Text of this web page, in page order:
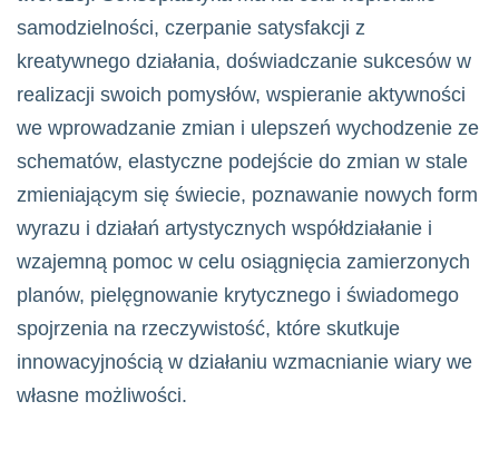
samodzielności, czerpanie satysfakcji z
kreatywnego działania, doświadczanie sukcesów w
realizacji swoich pomysłów, wspieranie aktywności
we wprowadzanie zmian i ulepszeń wychodzenie ze
schematów, elastyczne podejście do zmian w stale
zmieniającym się świecie, poznawanie nowych form
wyrazu i działań artystycznych współdziałanie i
wzajemną pomoc w celu osiągnięcia zamierzonych
planów, pielęgnowanie krytycznego i świadomego
spojrzenia na rzeczywistość, które skutkuje
innowacyjnością w działaniu wzmacnianie wiary we
własne możliwości.